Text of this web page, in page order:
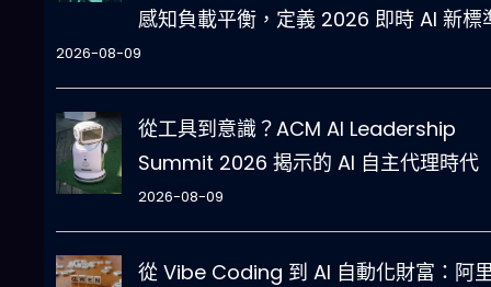
感知負載平衡，定義 2026 即時 AI 新標
2026-08-09
從工具到意識？ACM AI Leadership
Summit 2026 揭示的 AI 自主代理時代
2026-08-09
從 Vibe Coding 到 AI 自動化財富：阿